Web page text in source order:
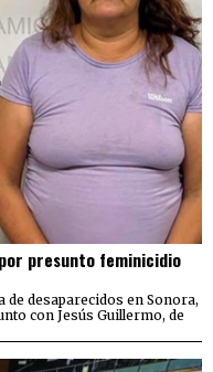
presunto feminicidio
de desaparecidos en Sonora,
con Jesús Guillermo, de